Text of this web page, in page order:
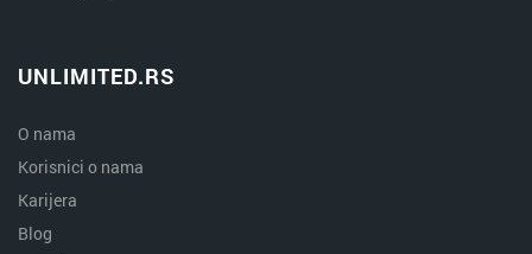
UNLIMITED.RS
O nama
Korisnici o nama
Karijera
Blog